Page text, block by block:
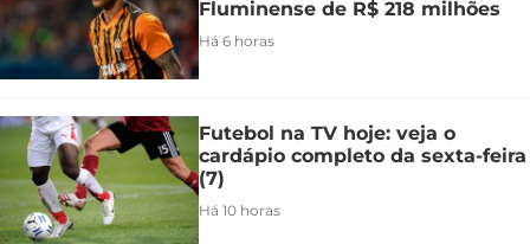
Fluminense de R$ 218 milhões
Há 6 horas
Futebol na TV hoje: veja o
cardápio completo da sexta-feira
(7)
Há 10 horas